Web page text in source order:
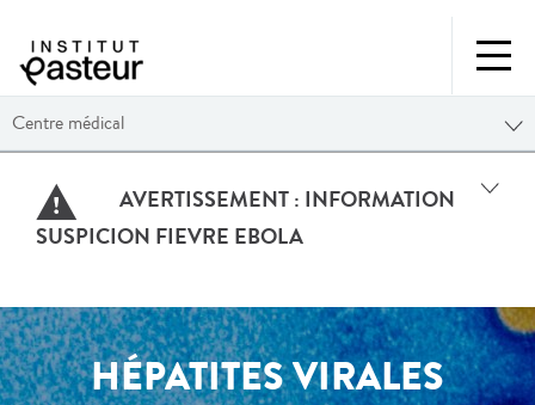
Centre médical
AVERTISSEMENT : INFORMATION
SUSPICION FIEVRE EBOLA
HÉPATITES VIRALES